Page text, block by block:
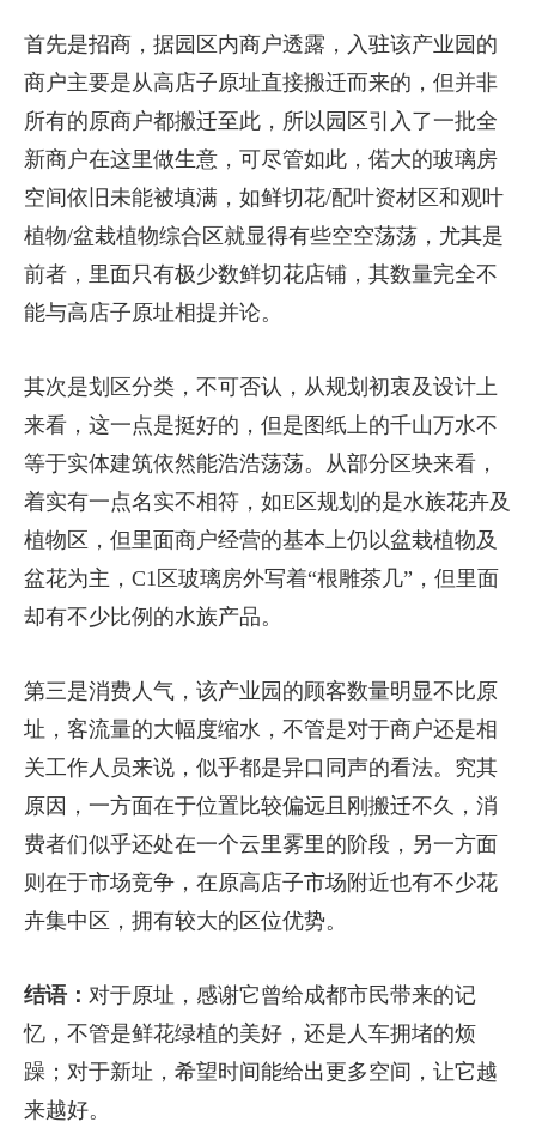
首先是招商，据园区内商户透露，入驻该产业园的
商户主要是从高店子原址直接搬迁而来的，但并非
所有的原商户都搬迁至此，所以园区引入了一批全
新商户在这里做生意，可尽管如此，偌大的玻璃房
空间依旧未能被填满，如鲜切花/配叶资材区和观叶
植物/盆栽植物综合区就显得有些空空荡荡，尤其是
前者，里面只有极少数鲜切花店铺，其数量完全不
能与高店子原址相提并论。
其次是划区分类，不可否认，从规划初衷及设计上
来看，这一点是挺好的，但是图纸上的千山万水不
等于实体建筑依然能浩浩荡荡。从部分区块来看，
着实有一点名实不相符，如E区规划的是水族花卉及
植物区，但里面商户经营的基本上仍以盆栽植物及
盆花为主，C1区玻璃房外写着“根雕茶几”，但里面
却有不少比例的水族产品。
第三是消费人气，该产业园的顾客数量明显不比原
址，客流量的大幅度缩水，不管是对于商户还是相
关工作人员来说，似乎都是异口同声的看法。究其
原因，一方面在于位置比较偏远且刚搬迁不久，消
费者们似乎还处在一个云里雾里的阶段，另一方面
则在于市场竞争，在原高店子市场附近也有不少花
卉集中区，拥有较大的区位优势。
结语： 对于原址，感谢它曾给成都市民带来的记
忆，不管是鲜花绿植的美好，还是人车拥堵的烦
躁；对于新址，希望时间能给出更多空间，让它越
来越好。